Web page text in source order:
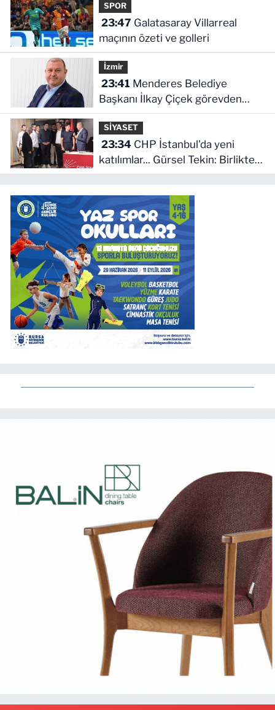
SPOR
23:47
maçının özeti ve golleri
İzmir
23:41
Başkanı İlkay Çiçek görevden
uzaklaştırıldı
SİYASET
23:34CHP İstanbul'da yeni
katılımlar... Gürsel Tekin: Birlikte
başaracağız